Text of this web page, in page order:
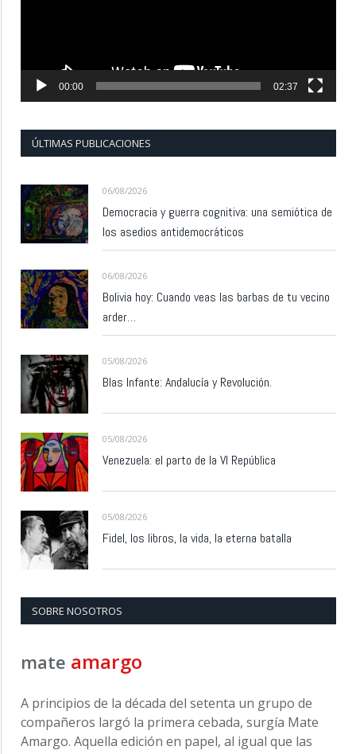
00:00 02:37
ÚLTIMAS PUBLICACIONES
06/08/2026
Democracia y guerra cognitiva: una semiótica de
los asedios antidemocráticos
06/08/2026
Bolivia hoy: Cuando veas las barbas de tu vecino
arder…
05/08/2026
Blas Infante: Andalucía y Revolución.
05/08/2026
Venezuela: el parto de la VI República
05/08/2026
Fidel, los libros, la vida, la eterna batalla
SOBRE NOSOTROS
mate amargo
A principios de la década del setenta un grupo de
compañeros largó la primera cebada, surgía Mate
Amargo. Aquella edición en papel, al igual que las